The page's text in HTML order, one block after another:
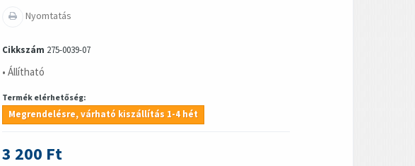
Nyomtatás
Cikkszám 275-0039-07
• Állítható
Termék elérhetőség:
Megrendelésre, várható kiszállítás 1-4 hét
3 200 Ft